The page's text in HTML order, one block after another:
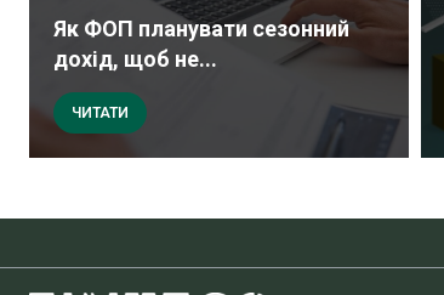
Як ФОП планувати сезонний
дохід, щоб не...
ЧИТАТИ